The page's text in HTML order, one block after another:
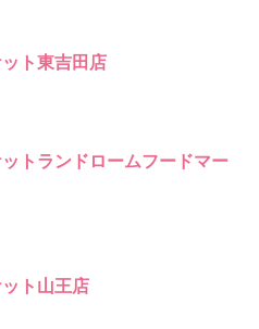
ト東吉田店
トランドロームフードマー
ト山王店